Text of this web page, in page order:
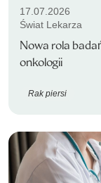
17.07.2026
Świat Lekarza
Nowa rola
onkologii
Rak piersi